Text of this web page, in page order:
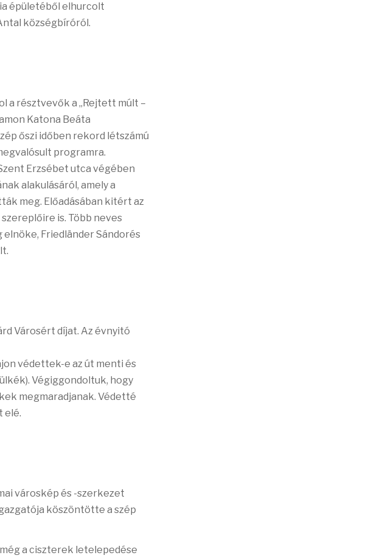
épületéből elhurcolt
községbíróról.
a résztvevők a „Rejtett múlt –
Katona Beáta
őszi időben rekord létszámú
programra.
Erzsébet utca végében
alakulásáról, amely a
meg. Előadásában kitért az
is. Több neves
Friedländer Sándorés
Városért díjat. Az évnyitó
védettek-e az út menti és
Végiggondoltuk, hogy
megmaradjanak. Védetté
elé.
városkép és -szerkezet
köszöntötte a szép
a ciszterek letelepedése